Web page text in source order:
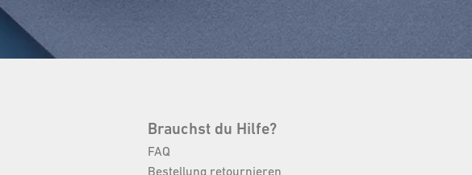
Brauchst du Hilfe?
FAQ
Bestellung retournieren